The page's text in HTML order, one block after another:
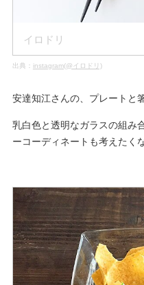
イロドリ
出典： instagram(@イロドリ)
安達知江さんの、プレートと
乳白色と透明なガラスの組み
ーコーディネートも考えたく